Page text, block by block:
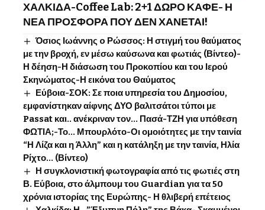
ΧΑΛΚΙΔΑ-Coffee Lab: 2+1 ΔΩΡΟ ΚΑΦΕ- Η
ΝΕΑ ΠΡΟΣΦΟΡΑ ΠΟΥ ΔΕΝ ΧΑΝΕΤΑΙ!
Όσιος Ιωάννης o Ρώσσος: Η στιγμή του θαύματος
με την βροχή, εν μέσω καύσωνα και φωτιάς (Βίντεο)-
Η δέηση-Η διάσωση του Προκοπίου και του Ιερού
Σκηνώματος-Η εικόνα του Θαύματος
Εύβοια-ΣΟΚ: Σε ποια υπηρεσία του Δημοσίου,
εμφανίστηκαν αίφνης ΔΥΟ βαλιτσάτοι τύποι με
Passat και.. ανέκριναν τον… Πασά-ΤΖΗ για υπόθεση
ΦΩΤΙΑ;-Το… Μπουρλότο-Οι ομοιότητες με την ταινία
“Η Λίζα και η Άλλη” και η κατάληξη με την ταινία, Ηλία
Ρίχτο… (Βίντεο)
Η συγκλονιστική φωτογραφία από τις φωτιές στη
Β. Εύβοια, στο άλμπουμ του Guardian για τα 50
χρόνια ιστορίας της Ευρώπης- Η θλιβερή επέτειος